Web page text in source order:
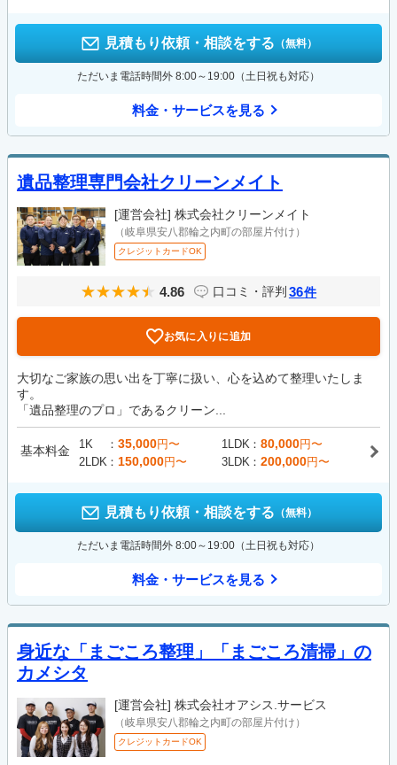
見積もり依頼・相談をする （無料）
ただいま電話時間外 8:00～19:00（土日祝も対応）
料金・サービスを見る
遺品整理専門会社クリーンメイト
[運営会社] 株式会社クリーンメイト
（岐阜県安八郡輪之内町の部屋片付け）
クレジットカードOK
4.86 口コミ・評判 36件
お気に入りに追加
大切なご家族の思い出を丁寧に扱い、心を込めて整理いたしま
す。
「遺品整理のプロ」であるクリーン...
基本料金 1K 35,000円〜 1LDK 80,000円〜
2LDK
150,000円〜 3LDK 200,000円〜
見積もり依頼・相談をする （無料）
ただいま電話時間外 8:00～19:00（土日祝も対応）
料金・サービスを見る
身近な「まごころ整理」「まごころ清掃」の
カメシタ
[運営会社] 株式会社オアシス.サービス
（岐阜県安八郡輪之内町の部屋片付け）
クレジットカードOK